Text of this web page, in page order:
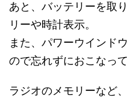
あと、バッテリーを取
リーや時計表示。
また、パワーウインド
ので忘れずにおこなっ
ラジオのメモリーなど